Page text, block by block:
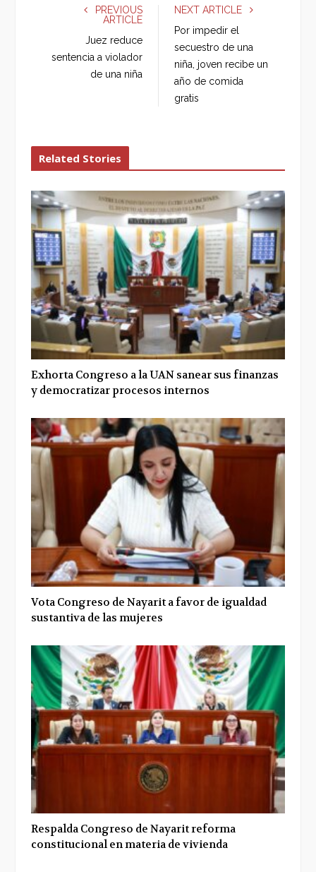
e
k
e
g
n
PREVIOUS
ARTICLE
Juez reduce
sentencia a violador
de una niña
NEXT ARTICLE
Por impedir el
secuestro de una
niña, joven recibe un
año de comida
gratis
Related Stories
Exhorta Congreso a la UAN sanear sus finanzas
y democratizar procesos internos
Vota Congreso de Nayarit a favor de igualdad
sustantiva de las mujeres
Respalda Congreso de Nayarit reforma
constitucional en materia de vivienda